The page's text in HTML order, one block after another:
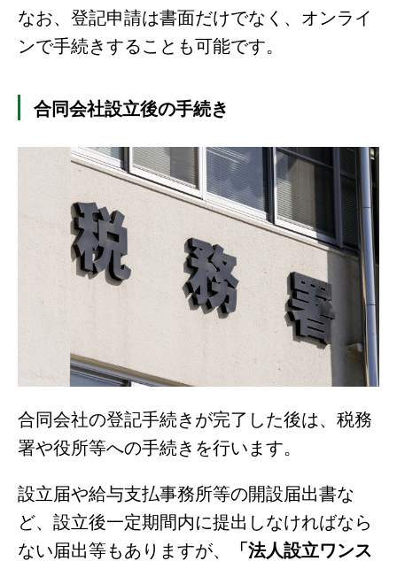
なお、登記申請は書面だけでなく、オンライ
ンで手続きすることも可能です。
合同会社設立後の手続き
合同会社の登記手続きが完了した後は、税務
署や役所等への手続きを行います。
設立届や給与支払事務所等の開設届出書な
ど、設立後一定期間内に提出しなければなら
ない届出等もありますが、
「法人設立ワンス